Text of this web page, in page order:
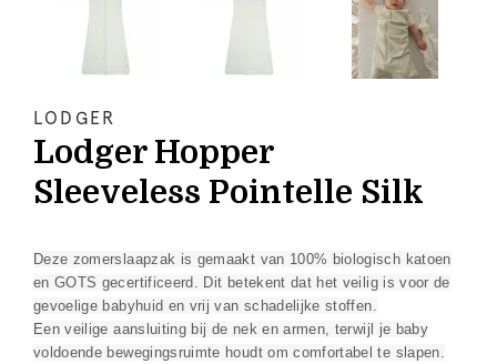
LODGER
Lodger Hopper
Sleeveless Pointelle Silk
Deze zomerslaapzak is gemaakt van 100% biologisch katoen
en GOTS gecertificeerd. Dit betekent dat het veilig is voor de
gevoelige babyhuid en vrij van schadelijke stoffen.
Een veilige aansluiting bij de nek en armen, terwijl je baby
voldoende bewegingsruimte houdt om comfortabel te slapen.